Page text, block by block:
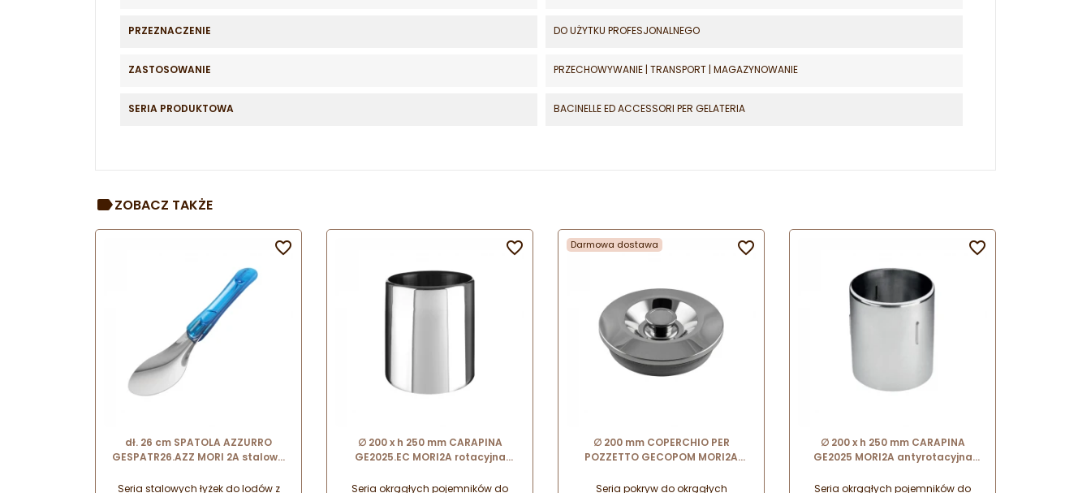
PRZEZNACZENIE DO UŻYTKU PROFESJONALNEGO
ZASTOSOWANIE PRZECHOWYWANIE | TRANSPORT | MAGAZYNOWANIE
SERIA PRODUKTOWA BACINELLE ED ACCESSORI PER GELATERIA
ZOBACZ TAKŻE
dł. 26 cm SPATOLA AZZURRO
GESPATR26.AZZ MORI 2A stalowa
uchwytem z tworzywa
Seria stalowych łyżek do lodów z

∅ 200 x h 250 mm CARAPINA
GE2025.EC MORI2A rotacyjna
nierdzewnej
Seria okrągłych pojemników do
 Darmowa dostawa
∅ 200 mm COPERCHIO PER
POZZETTO GECOPOM MORI2A
pojemników
Seria pokryw do okrągłych

∅ 200 x h 250 mm CARAPINA
GE2025 MORI2A antyrotacyjna
nierdzewnej
Seria okrągłych pojemników do
